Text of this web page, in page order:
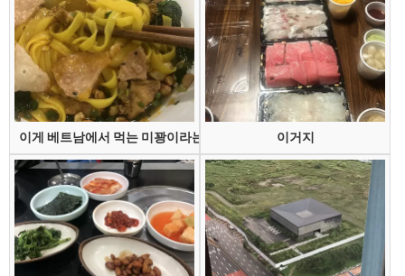
이게 베트남에서 먹는 미꽝이라는 건데 이거지